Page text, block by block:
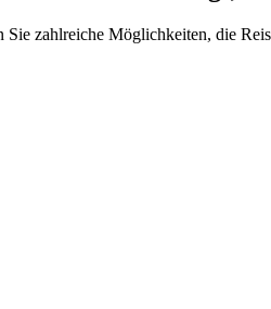
zahlreiche Möglichkeiten, die